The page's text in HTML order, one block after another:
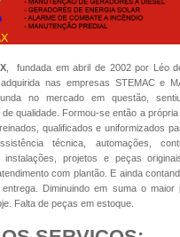
, fundada em abril de 2002 por Léo
nas empresas STEMAC e
no mercado em questão,
qualidade. Formou-se então a
qualificados e uniformizados
técnica, automações,
instalações, projetos e peças
com plantão. E ainda
Diminuindo em suma o maior
Falta de peças em estoque.